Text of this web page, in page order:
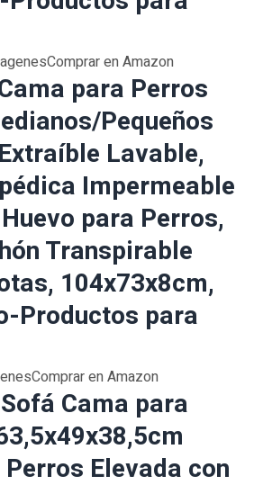
en Amazon
para Perros
Pequeños
Lavable,
Impermeable
para Perros,
Transpirable
104x73x8cm,
Productos para
en Amazon
Cama para
Elevada con